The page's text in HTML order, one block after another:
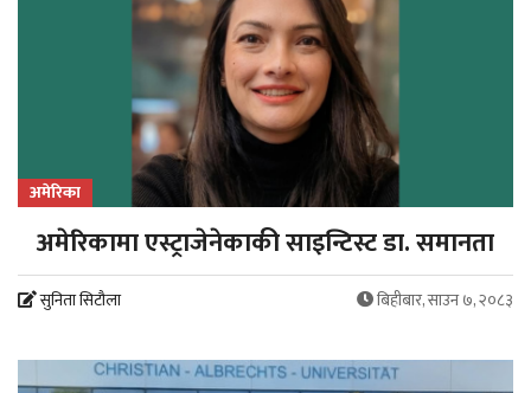
अमेरिका
अमेरिकामा एस्ट्राजेनेकाकी साइन्टिस्ट डा. समानता
सुनिता सिटौला बिहीबार, साउन ७, २०८३